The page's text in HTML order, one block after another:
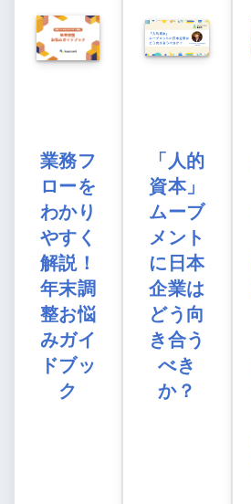
業務フ
ローを
わかり
やすく
解説！
年末調
整お悩
みガイ
ドブッ
ク
「人的
資本」
ムーブ
メント
に日本
企業は
どう向
き合う
べき
か？